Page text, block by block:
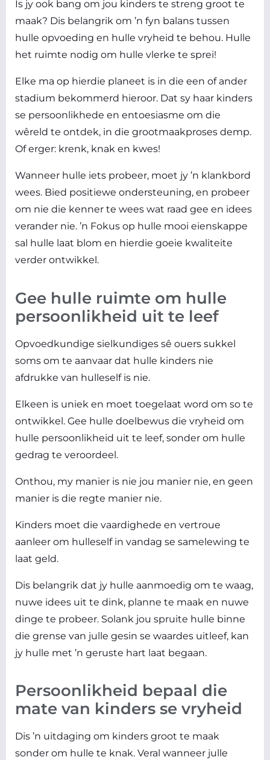
Is jy ook bang om jou kinders te streng groot te
maak? Dis belangrik om ’n fyn balans tussen
hulle opvoeding en hulle vryheid te behou. Hulle
het ruimte nodig om hulle vlerke te sprei!
Elke ma op hierdie planeet is in die een of ander
stadium bekommerd hieroor. Dat sy haar kinders
se persoonlikhede en entoesiasme om die
wêreld te ontdek, in die grootmaakproses demp.
Of erger: krenk, knak en kwes!
Wanneer hulle iets probeer, moet jy ’n klankbord
wees. Bied positiewe ondersteuning, en probeer
om nie die kenner te wees wat raad gee en idees
verander nie. ’n Fokus op hulle mooi eienskappe
sal hulle laat blom en hierdie goeie kwaliteite
verder ontwikkel.
Gee hulle ruimte om hulle
persoonlikheid uit te leef
Opvoedkundige sielkundiges sê ouers sukkel
soms om te aanvaar dat hulle kinders nie
afdrukke van hulleself is nie.
Elkeen is uniek en moet toegelaat word om so te
ontwikkel. Gee hulle doelbewus die vryheid om
hulle persoonlikheid uit te leef, sonder om hulle
gedrag te veroordeel.
Onthou, my manier is nie jou manier nie, en geen
manier is die regte manier nie.
Kinders moet die vaardighede en vertroue
aanleer om hulleself in vandag se samelewing te
laat geld.
Dis belangrik dat jy hulle aanmoedig om te waag,
nuwe idees uit te dink, planne te maak en nuwe
dinge te probeer. Solank jou spruite hulle binne
die grense van julle gesin se waardes uitleef, kan
jy hulle met ’n geruste hart laat begaan.
Persoonlikheid bepaal die
mate van kinders se vryheid
Dis ’n uitdaging om kinders groot te maak
sonder om hulle te knak. Veral wanneer julle